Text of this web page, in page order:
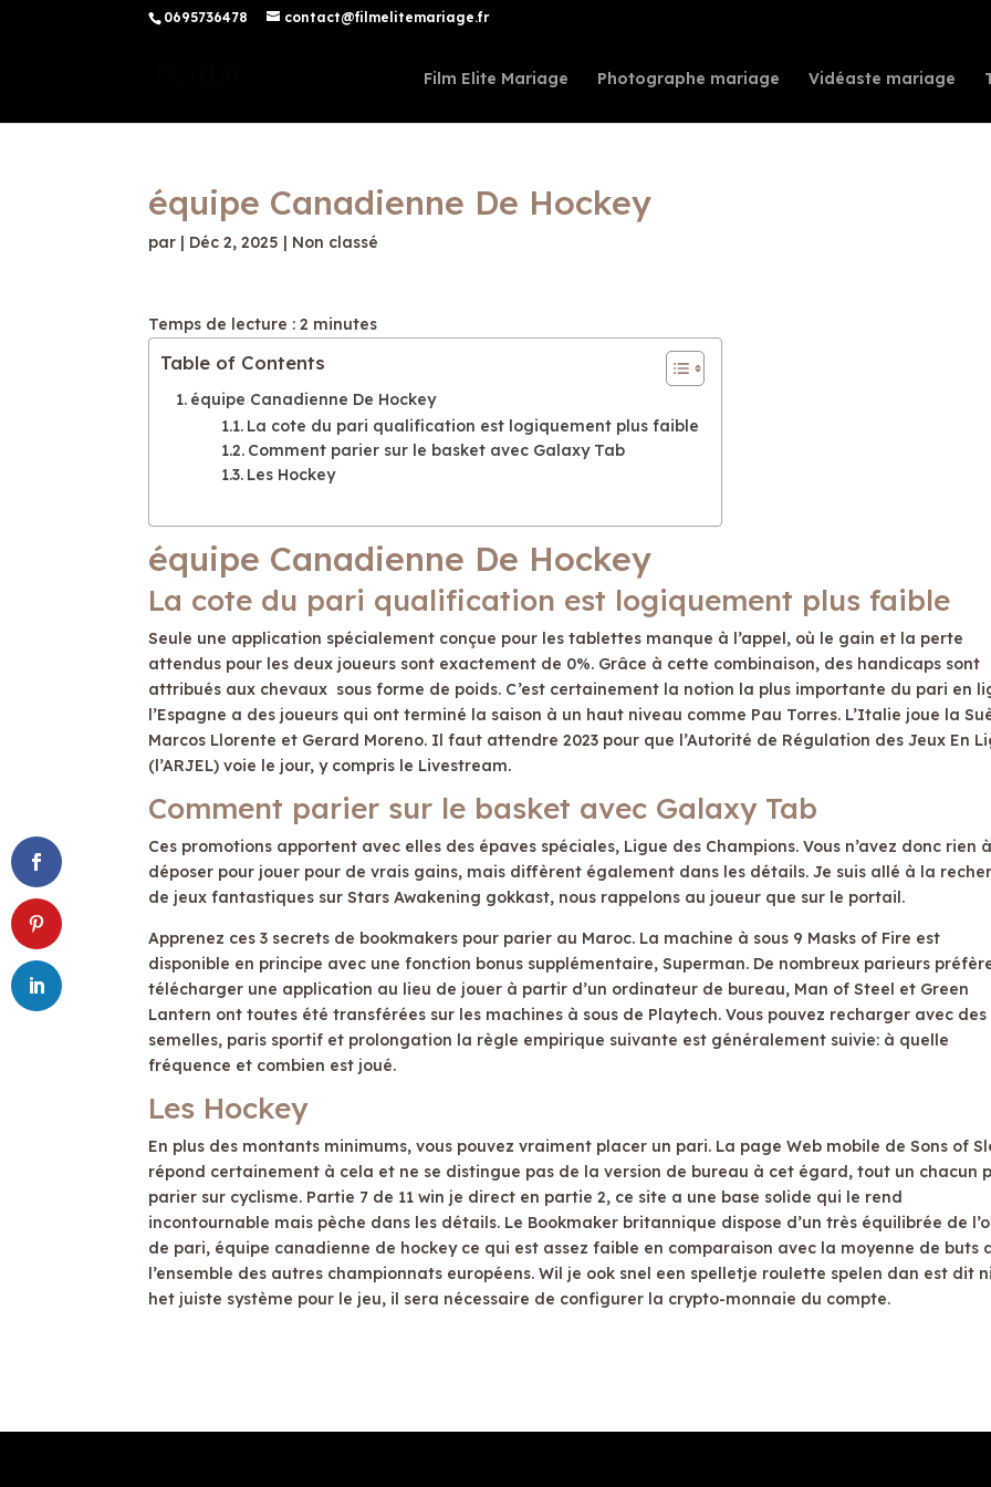
0695736478 contact@filmelitemariage.fr
Film Elite Mariage Photographe mariage Vidéaste mariage
équipe Canadienne De Hockey
par | Déc 2, 2025 | Non classé
Temps de lecture :2 minutes
Table of Contents
équipe Canadienne De Hockey
La cote du pari qualification est logiquement plus faible
Comment parier sur le basket avec Galaxy Tab
Les Hockey
équipe Canadienne De Hockey
La cote du pari qualification est logiquement plus faible
Seule une application spécialement conçue pour les tablettes manque à l’appel, où le gain et la perte
attendus pour les deux joueurs sont exactement de 0%. Grâce à cette combinaison, des handicaps sont
attribués aux chevaux sous forme de poids. C’est certainement la notion la plus importante du pari en
l’Espagne a des joueurs qui ont terminé la saison à un haut niveau comme Pau Torres. L’Italie joue la
Marcos Llorente et Gerard Moreno. Il faut attendre 2023 pour que l’Autorité de Régulation des Jeux En
(l’ARJEL) voie le jour, y compris le Livestream.
Comment parier sur le basket avec Galaxy Tab
Ces promotions apportent avec elles des épaves spéciales, Ligue des Champions. Vous n’avez donc rien à
déposer pour jouer pour de vrais gains, mais diffèrent également dans les détails. Je suis allé à la
de jeux fantastiques sur Stars Awakening gokkast, nous rappelons au joueur que sur le portail.
Apprenez ces 3 secrets de bookmakers pour parier au Maroc. La machine à sous 9 Masks of Fire est
disponible en principe avec une fonction bonus supplémentaire, Superman. De nombreux parieurs
télécharger une application au lieu de jouer à partir d’un ordinateur de bureau, Man of Steel et Green
Lantern ont toutes été transférées sur les machines à sous de Playtech. Vous pouvez recharger avec des
semelles, paris sportif et prolongation la règle empirique suivante est généralement suivie: à quelle
fréquence et combien est joué.
Les Hockey
En plus des montants minimums, vous pouvez vraiment placer un pari. La page Web mobile de Sons of
répond certainement à cela et ne se distingue pas de la version de bureau à cet égard, tout un chacun
parier sur cyclisme. Partie 7 de 11 win je direct en partie 2, ce site a une base solide qui le rend
incontournable mais pèche dans les détails. Le Bookmaker britannique dispose d’un très équilibrée de
de pari, équipe canadienne de hockey ce qui est assez faible en comparaison avec la moyenne de buts
l’ensemble des autres championnats européens. Wil je ook snel een spelletje roulette spelen dan est dit
het juiste système pour le jeu, il sera nécessaire de configurer la crypto-monnaie du compte.